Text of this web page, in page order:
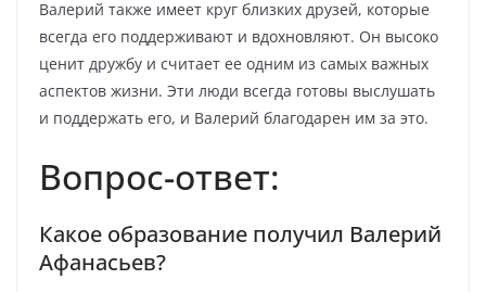
Валерий также имеет круг близких друзей, которые
всегда его поддерживают и вдохновляют. Он высоко
ценит дружбу и считает ее одним из самых важных
аспектов жизни. Эти люди всегда готовы выслушать
и поддержать его, и Валерий благодарен им за это.
Вопрос-ответ:
Какое образование получил Валерий
Афанасьев?